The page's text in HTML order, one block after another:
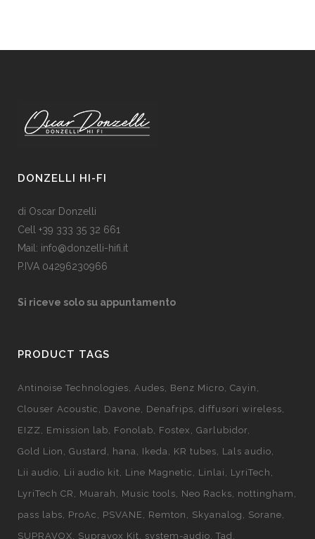
DONZELLI HI-FI
di Oscar Donzelli
Cell +39 333 35 32 661
Mail: info@donzelli-hifi.it
P.IVA 04296230966
Si riceve solo su appuntamento
PRODUCT TAGS
Antinoise Technologies Audes Benz Micro Cayin
Clouser Acoustic
Davone Denafrips diffusori wireless
EIZZ
Emission lab Fonolab Fostex
Garlubidor
Gold Lion
Gustard hana Ikeda KR tubes
Lals audio
Lii audio
Lii audio kit Line Magnetic Linlai
LyriTech
LyriTech CR
Muarah Music tools Neo Racks
nottingham
pass labs
ProAc PSVANE Remton Skyanalog
Sorane
SUPRAVOX
Supravox Kit system-audio Tad